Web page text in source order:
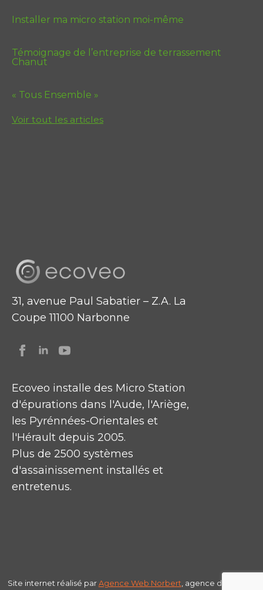
Installer ma micro station moi-même
Témoignage de l’entreprise de terrassement
Chanut
« Tous Ensemble »
Voir tout les articles
31, avenue Paul Sabatier – Z.A. La
Coupe 11100 Narbonne
Ecoveo installe des Micro Station
d'épurations dans l'Aude, l'Ariège,
les Pyrénnées-Orientales et
l'Hérault depuis 2005.
Plus de 2500 systèmes
d'assainissement installés et
entretenus.
Site internet réalisé par Agence Web Norbert, agence de